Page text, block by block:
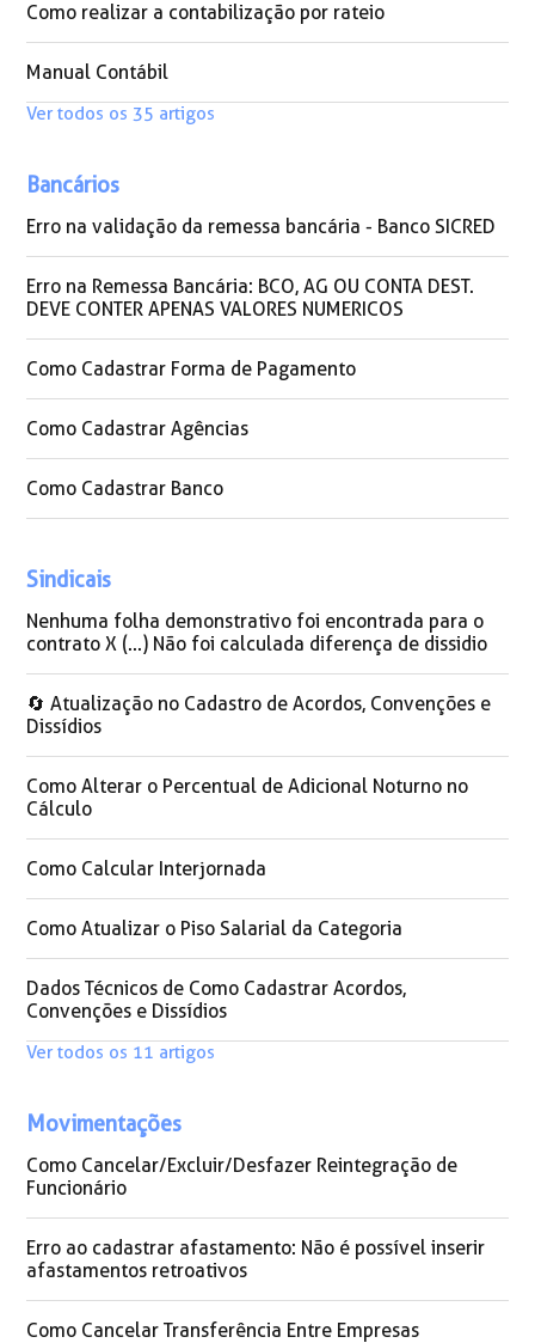
Como realizar a contabilização por rateio
Manual Contábil
Ver todos os 35 artigos
Bancários
Erro na validação da remessa bancária - Banco SICRED
Erro na Remessa Bancária: BCO, AG OU CONTA DEST.
DEVE CONTER APENAS VALORES NUMERICOS
Como Cadastrar Forma de Pagamento
Como Cadastrar Agências
Como Cadastrar Banco
Sindicais
Nenhuma folha demonstrativo foi encontrada para o
contrato X (...) Não foi calculada diferença de dissidio
🔄️ Atualização no Cadastro de Acordos, Convenções e
Dissídios
Como Alterar o Percentual de Adicional Noturno no
Cálculo
Como Calcular Interjornada
Como Atualizar o Piso Salarial da Categoria
Dados Técnicos de Como Cadastrar Acordos,
Convenções e Dissídios
Ver todos os 11 artigos
Movimentações
Como Cancelar/Excluir/Desfazer Reintegração de
Funcionário
Erro ao cadastrar afastamento: Não é possível inserir
afastamentos retroativos
Como Cancelar Transferência Entre Empresas